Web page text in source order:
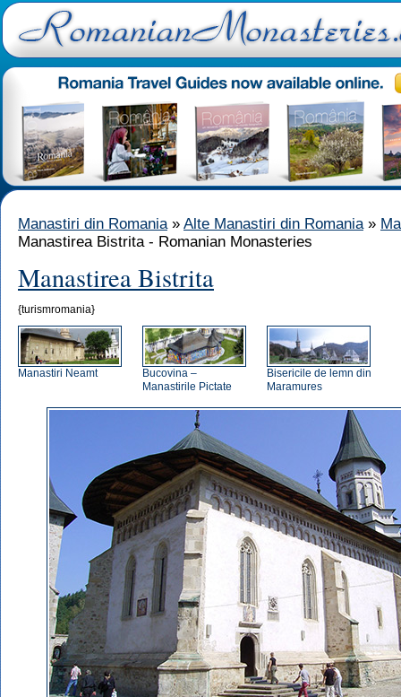
Manastiri din Romania» Alte Manastiri din Romania»
Manastirea Bistrita - Romanian Monasteries
Manastirea Bistrita
{turismromania}
Manastiri Neamt
Bucovina –
Manastirile Pictate
Bisericile de lemn din
Maramures